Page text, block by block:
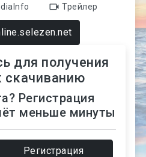
Трейлер
для получения
скачиванию
Регистрация
меньше минуты
Регистрация